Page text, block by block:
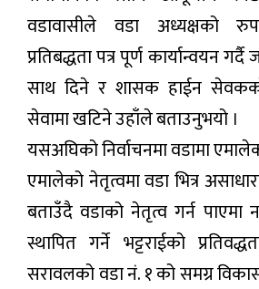
वडावासीले वडा अध्यक्षको
प्रतिबद्धता पत्र पूर्ण कार्यान्वयन
साथ दिने र शासक हाईन
सेवामा खटिने उहाँले बताउनुभयो ।
यसअघिको निर्वाचनमा वडामा
एमालेको नेतृत्वमा वडा भित्र
बताउँदै वडाको नेतृत्व गर्न पाएमा
स्थापित गर्ने भट्टराईको
सरावलको वडा नं. १ को समग्र